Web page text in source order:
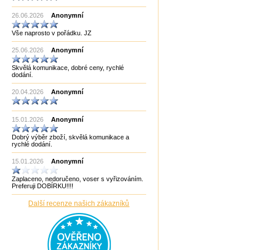
Made in India CHOPRA
Made in Taiwan
Manopoulos
MF3
mf8
MoYu
Německo
Německo Bartl
Německo HCM
New Pelikan
Old Pelikan
Out of the blue
Philos
Piatnik
Puzzle Master Kanada
QiYi
RADEMIC
Recent Toys
Robetoy
Robetoy,Bartl
Rubiks
Rumunsko
ShengShou)
Sonic Games
Speedstack USA
26.06.2026 Anonymní
Vše naprosto v pořádku. JZ
25.06.2026 Anonymní
Skvělá komunikace, dobré ceny, rychlé
dodání.
20.04.2026 Anonymní
15.01.2026 Anonymní
Dobrý výběr zboží, skvělá komunikace a
rychlé dodání.
15.01.2026 Anonymní
Zaplaceno, nedoručeno, voser s vyřizováním.
Preferuji DOBÍRKU!!!!
Další recenze našich zákazníků